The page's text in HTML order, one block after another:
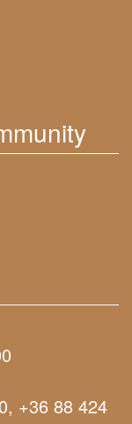
+36 88 424